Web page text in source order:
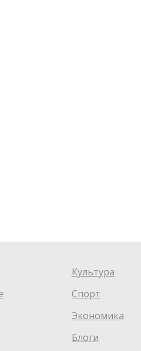
Культура
Спорт
Экономика
Блоги